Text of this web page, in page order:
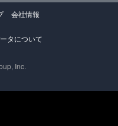
会社情報
タについて
Inc.